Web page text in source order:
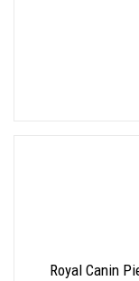
Royal Canin